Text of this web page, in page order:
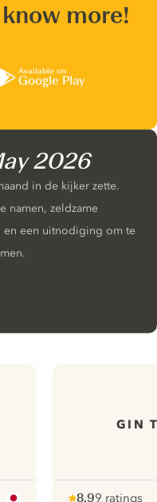
more!
Available on
Google Play
2026
in de kijker zette.
namen, zeldzame
en een uitnodiging om te
GIN
8.99 ratings